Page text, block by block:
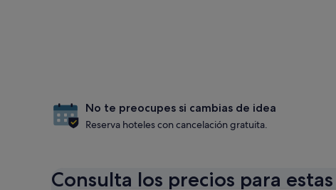
No te preocupes si cambias de idea
Reserva hoteles con cancelación gratuita.
Consulta los precios para